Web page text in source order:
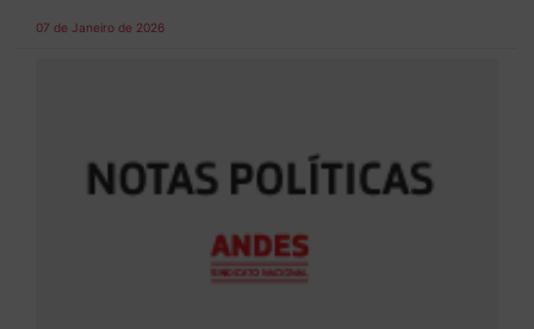
07 de Janeiro de 2026